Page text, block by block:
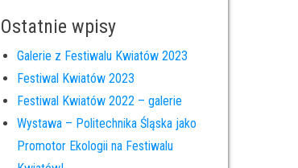
Ostatnie wpisy
Galerie z Festiwalu Kwiatów 2023
Festiwal Kwiatów 2023
Festiwal Kwiatów 2022 – galerie
Wystawa – Politechnika Śląska jako
Promotor Ekologii na Festiwalu